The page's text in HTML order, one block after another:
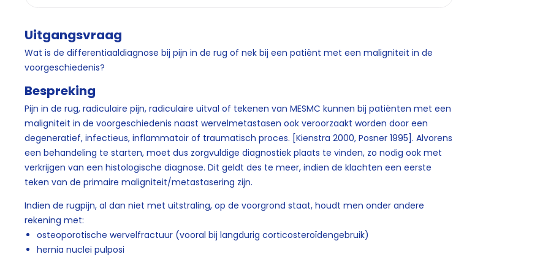
Uitgangsvraag
Wat is de differentiaaldiagnose bij pijn in de rug of nek bij een patiënt met een maligniteit in de
voorgeschiedenis?
Bespreking
Pijn in de rug, radiculaire pijn, radiculaire uitval of tekenen van MESMC kunnen bij patiënten met een
maligniteit in de voorgeschiedenis naast wervelmetastasen ook veroorzaakt worden door een
degeneratief, infectieus, inflammatoir of traumatisch proces. [Kienstra 2000, Posner 1995]. Alvorens
een behandeling te starten, moet dus zorgvuldige diagnostiek plaats te vinden, zo nodig ook met
verkrijgen van een histologische diagnose. Dit geldt des te meer, indien de klachten een eerste
teken van de primaire maligniteit/metastasering zijn.
Indien de rugpijn, al dan niet met uitstraling, op de voorgrond staat, houdt men onder andere
rekening met:
osteoporotische wervelfractuur (vooral bij langdurig corticosteroïdengebruik)
hernia nuclei pulposi